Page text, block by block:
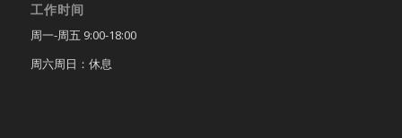
工作时间
周一-周五 9:00-18:00
周六周日：休息